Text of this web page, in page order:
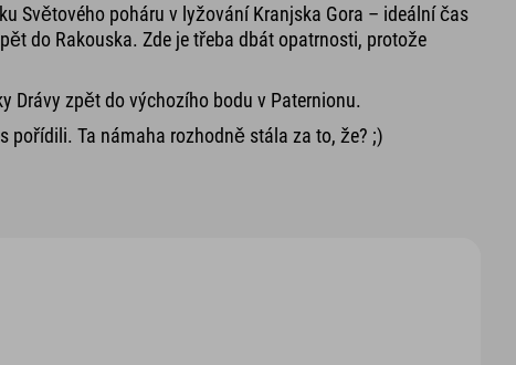
Světového poháru v lyžování Kranjska Gora – ideální čas
do Rakouska. Zde je třeba dbát opatrnosti, protože
Drávy zpět do výchozího bodu v Paternionu.
pořídili. Ta námaha rozhodně stála za to, že? ;)